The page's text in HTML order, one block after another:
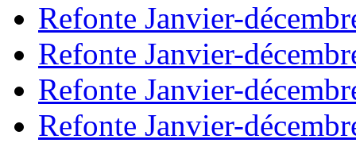
Refonte Janvier-
Refonte Janvier-
Refonte Janvier-
Refonte Janvier-